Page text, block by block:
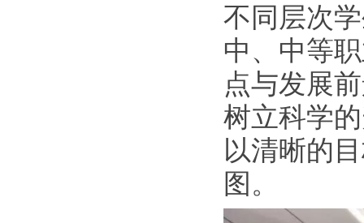
不同层次
中、中等
点与发展
树立科学
以清晰的
图。